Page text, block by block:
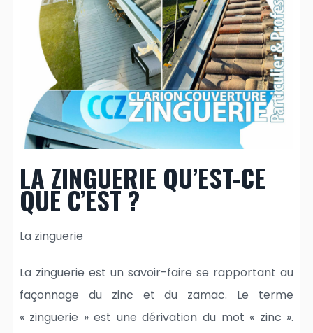
LA ZINGUERIE QU’EST-CE
QUE C’EST ?
La zinguerie
La zinguerie est un savoir-faire se rapportant au
façonnage du zinc et du zamac. Le terme
« zinguerie » est une dérivation du mot « zinc ».